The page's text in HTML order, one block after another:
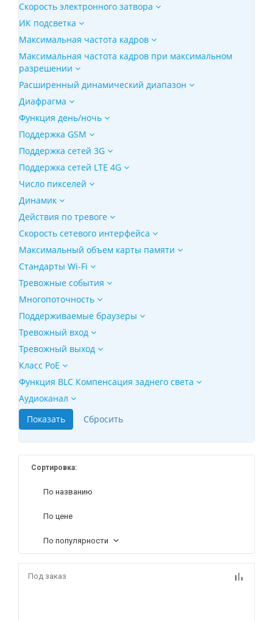
Скорость электронного затвора
ИК подсветка
Максимальная частота кадров
Максимальная частота кадров при максимальном
разрешении
Расширенный динамический диапазон
Диафрагма
Функция день/ночь
Поддержка GSM
Поддержка сетей 3G
Поддержка сетей LTE 4G
Число пикселей
Динамик
Действия по тревоге
Скорость сетевого интерфейса
Максимальный объем карты памяти
Стандарты Wi-Fi
Тревожные события
Многопоточность
Поддерживаемые браузеры
Тревожный вход
Тревожный выход
Класс PoE
Функция BLC Компенсация заднего света
Аудиоканал
Сортировка:
По названию
По цене
По популярности
Под заказ